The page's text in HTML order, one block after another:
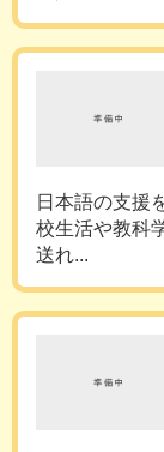
日本語の支援
校生活や教科
送れ...